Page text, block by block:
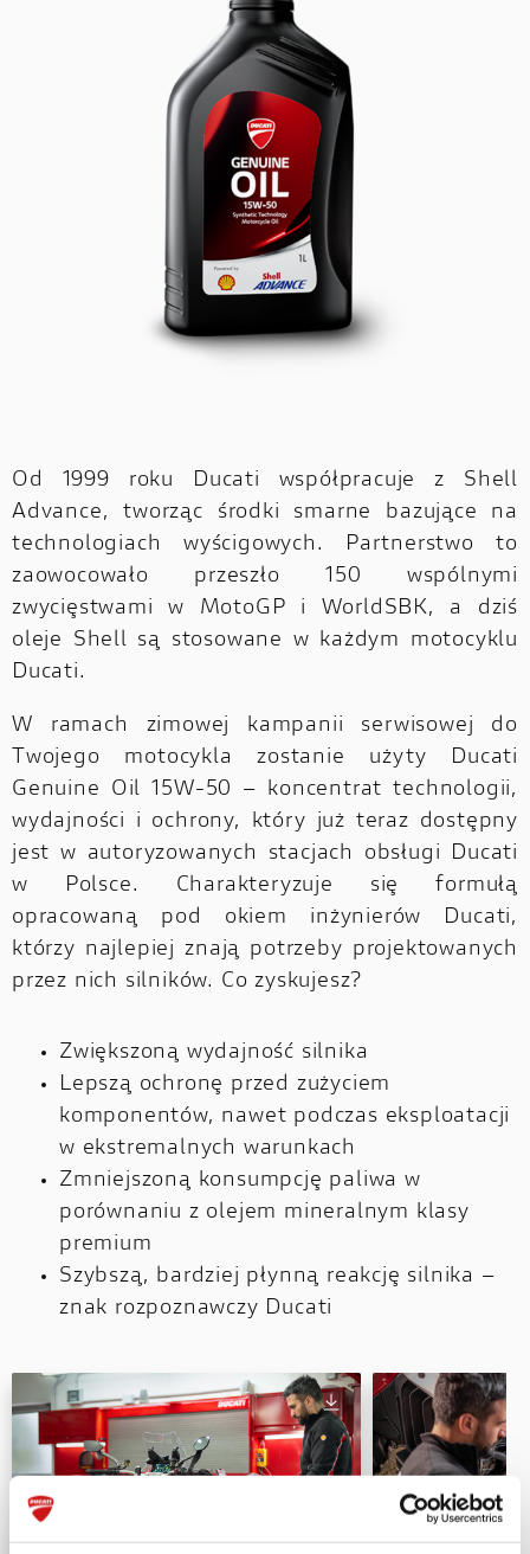
Od 1999 roku Ducati współpracuje z Shell
Advance, tworząc środki smarne bazujące na
technologiach wyścigowych. Partnerstwo to
zaowocowało przeszło 150 wspólnymi
zwycięstwami w MotoGP i WorldSBK, a dziś
oleje Shell są stosowane w każdym motocyklu
Ducati.
W ramach zimowej kampanii serwisowej do
Twojego motocykla zostanie użyty Ducati
Genuine Oil 15W-50 – koncentrat technologii,
wydajności i ochrony, który już teraz dostępny
jest w autoryzowanych stacjach obsługi Ducati
w Polsce. Charakteryzuje się formułą
opracowaną pod okiem inżynierów Ducati,
którzy najlepiej znają potrzeby projektowanych
przez nich silników. Co zyskujesz?
Zwiększoną wydajność silnika
Lepszą ochronę przed zużyciem
komponentów, nawet podczas eksploatacji
w ekstremalnych warunkach
Zmniejszoną konsumpcję paliwa w
porównaniu z olejem mineralnym klasy
premium
Szybszą, bardziej płynną reakcję silnika –
znak rozpoznawczy Ducati